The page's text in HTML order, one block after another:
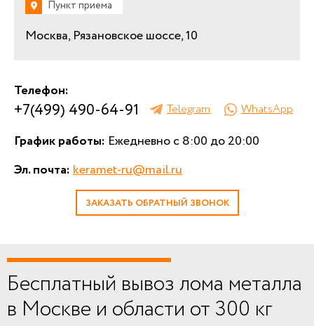
Пункт приема
Москва, Рязановское шоссе, 10
Телефон:
+7(499) 490-64-91 Telegram WhatsApp
График работы: Ежедневно с 8:00 до 20:00
Эл. почта:keramet-ru@mail.ru
ЗАКАЗАТЬ ОБРАТНЫЙ ЗВОНОК
Бесплатный вывоз лома металла
в Москве и области от 300 кг